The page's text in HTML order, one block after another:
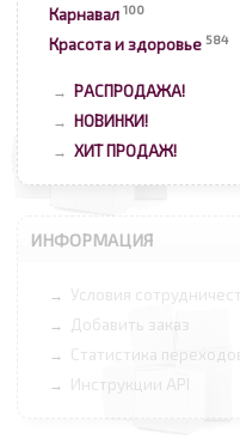
Карнавал 100
Красота и здоровье 584
→ РАСПРОДАЖА!
→ НОВИНКИ!
→ ХИТ ПРОДАЖ!
ИНФОРМАЦИЯ
→ Условия
→ Добавить заказ
→ Статистика
→ Инструкции API